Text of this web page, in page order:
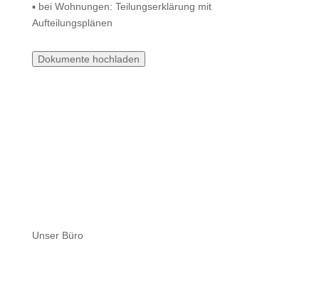
▪️ bei Wohnungen: Teilungserklärung mit
Aufteilungsplänen
Unser Büro